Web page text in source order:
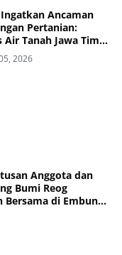
Ingatkan Ancaman
Pertanian:
Air Tanah Jawa Timur
2026 Masuk
Kurang
2026
Anggota dan
Bumi Reog
Bersama di Embung